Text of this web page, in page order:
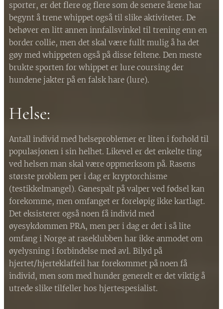
sporter, er det flere og flere som de senere årene har
begynt å trene whippet også til slike aktiviteter. De
behøver en litt annen innfallsvinkel til trening enn en
border collie, men det skal være fullt mulig å ha det
gøy med whippeten også på disse feltene. Den meste
brukte sporten for whippet er lure coursing der
hundene jakter på en falsk hare (lure).
Helse:
Antall individ med helseproblemer er liten i forhold til
populasjonen i sin helhet. Likevel er det enkelte ting
ved helsen man skal være oppmerksom på. Rasens
største problem per i dag er kryptorchisme
(testikkelmangel). Ganespalt på valper ved fødsel kan
forekomme, men omfanget er foreløpig ikke kartlagt.
Det eksisterer også noen få individ med
øyesykdommen PRA, men per i dag er det i så lite
omfang i Norge at raseklubben har ikke anmodet om
øyelysning i forbindelse med avl. Bilyd på
hjertet/hjerteklaffeil har forekommet på noen få
individ, men som med hunder generelt er det viktig å
utrede slike tilfeller hos hjertespesialist.